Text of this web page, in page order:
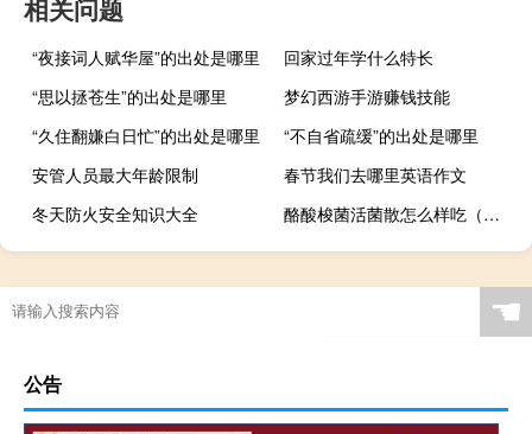
相关问题
“夜接词人赋华屋”的出处是哪里
回家过年学什么特长
“思以拯苍生”的出处是哪里
梦幻西游手游赚钱技能
“久住翻嫌白日忙”的出处是哪里
“不自省疏缓”的出处是哪里
安管人员最大年龄限制
春节我们去哪里英语作文
冬天防火安全知识大全
酪酸梭菌活菌散怎么样吃（酪酸梭菌活菌散怎么样）
☚
公告